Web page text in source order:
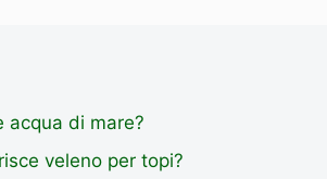
acqua di mare?
veleno per topi?